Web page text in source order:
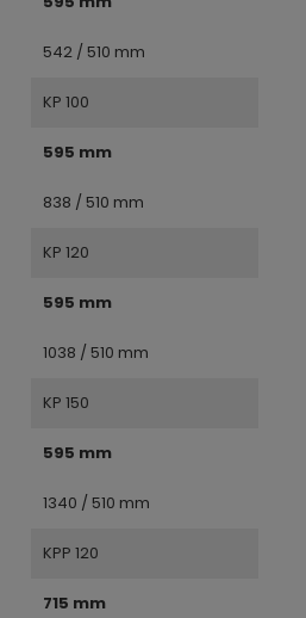
542 / 510 mm
KP 100
595 mm
838 / 510 mm
KP 120
595 mm
1038 / 510 mm
KP 150
595 mm
1340 / 510 mm
KPP 120
715 mm